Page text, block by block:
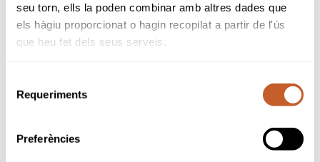
seu torn, ells la poden combinar amb altres dades que
els hàgiu proporcionat o hagin recopilat a partir de l'ús
que heu fet dels seus serveis.
Requeriments
Preferències